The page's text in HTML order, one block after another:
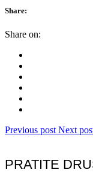
Share:
Share on:
Previous post Next
PRATITE